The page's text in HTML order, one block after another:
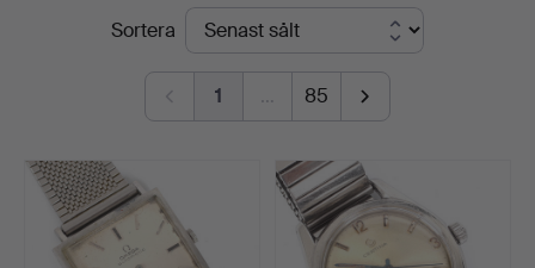
Stadsauktion
Sundsvall
SlutpriserSortera
1 … 85